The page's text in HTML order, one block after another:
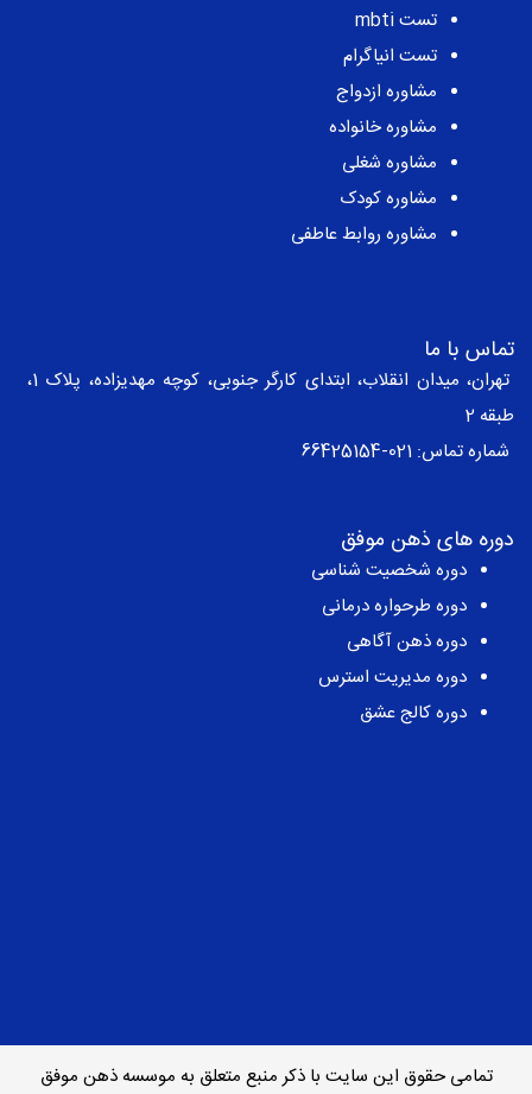
تست mbti
تست انیاگرام
مشاوره ازدواج
مشاوره خانواده
مشاوره شغلی
مشاوره کودک
مشاوره روابط عاطفی
تماس با ما
تهران، میدان انقلاب، ابتدای کارگر جنوبی، کوچه مهدیزاده، پلاک 1،
طبقه 2
شماره تماس: 021-66425154
دوره های ذهن موفق
دوره شخصیت شناسی
دوره طرحواره درمانی
دوره ذهن آگاهی
دوره مدیریت استرس
دوره کالج عشق
تمامی حقوق این سایت با ذکر منبع متعلق به موسسه ذهن موفق